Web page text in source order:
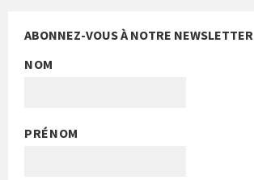
ABONNEZ-VOUS À NOTRE NEWSLETTER
NOM
PRÉNOM